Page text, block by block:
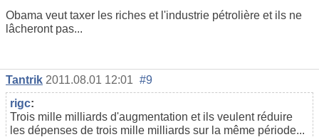
Obama veut taxer les riches et l'industrie pétrolière et ils ne
lâcheront pas...
Tantrik 2011.08.01 12:01 #9
rigc:
Trois mille milliards d'augmentation et ils veulent réduire
les dépenses de trois mille milliards sur la même période...